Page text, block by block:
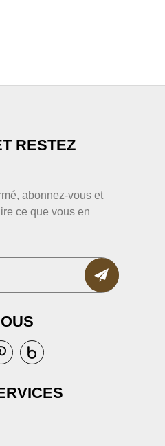
RESTEZ
abonnez-vous et
ce que vous en